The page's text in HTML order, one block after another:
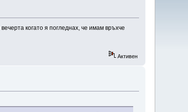
когато я погледнах, че имам връхче
Активен